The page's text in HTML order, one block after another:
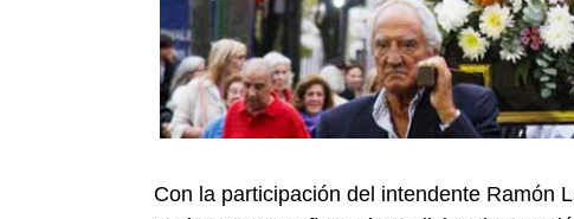
Con la participación del intendente Ramón